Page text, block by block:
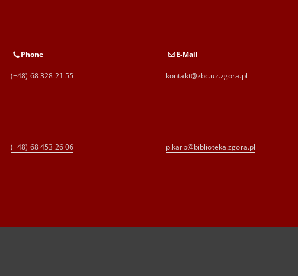
Phone
(+48) 68 328 21 55
E-Mail
kontakt@zbc.uz.zgora.pl
(+48) 68 453 26 06 p.karp@biblioteka.zgora.pl